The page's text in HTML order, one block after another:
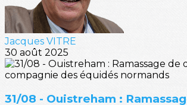
Jacques VITRE
30 août 2025
31/08 - Ouistreham :